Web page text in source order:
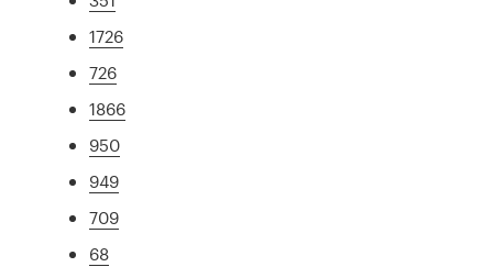
1726
726
1866
950
949
709
68